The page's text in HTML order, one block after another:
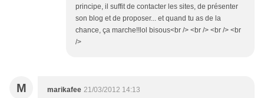
principe, il suffit de contacter les sites, de présenter
son blog et de proposer... et quand tu as de la
chance, ça marche!!lol bisous<br /> <br /> <br /> <br
/>
M marikafee 21/03/2012 14:13